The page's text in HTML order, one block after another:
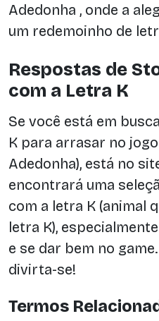
Adedonha , onde a
um redemoinho de
Respostas de
com a Letra K
Se você está em
K para arrasar no
Adedonha), está no
encontrará uma
com a letra K (animal
letra K),
e se dar bem no
divirta-se!
Termos